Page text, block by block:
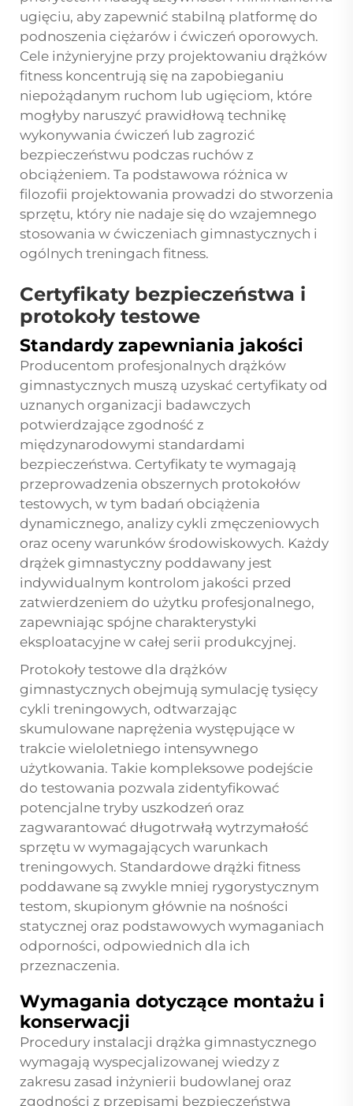
ugięciu, aby zapewnić stabilną platformę do
podnoszenia ciężarów i ćwiczeń oporowych.
Cele inżynieryjne przy projektowaniu drążków
fitness koncentrują się na zapobieganiu
niepożądanym ruchom lub ugięciom, które
mogłyby naruszyć prawidłową technikę
wykonywania ćwiczeń lub zagrozić
bezpieczeństwu podczas ruchów z
obciążeniem. Ta podstawowa różnica w
filozofii projektowania prowadzi do stworzenia
sprzętu, który nie nadaje się do wzajemnego
stosowania w ćwiczeniach gimnastycznych i
ogólnych treningach fitness.
Certyfikaty bezpieczeństwa i
protokoły testowe
Standardy zapewniania jakości
Producentom profesjonalnych drążków
gimnastycznych muszą uzyskać certyfikaty od
uznanych organizacji badawczych
potwierdzające zgodność z
międzynarodowymi standardami
bezpieczeństwa. Certyfikaty te wymagają
przeprowadzenia obszernych protokołów
testowych, w tym badań obciążenia
dynamicznego, analizy cykli zmęczeniowych
oraz oceny warunków środowiskowych. Każdy
drążek gimnastyczny poddawany jest
indywidualnym kontrolom jakości przed
zatwierdzeniem do użytku profesjonalnego,
zapewniając spójne charakterystyki
eksploatacyjne w całej serii produkcyjnej.
Protokoły testowe dla drążków
gimnastycznych obejmują symulację tysięcy
cykli treningowych, odtwarzając
skumulowane naprężenia występujące w
trakcie wieloletniego intensywnego
użytkowania. Takie kompleksowe podejście
do testowania pozwala zidentyfikować
potencjalne tryby uszkodzeń oraz
zagwarantować długotrwałą wytrzymałość
sprzętu w wymagających warunkach
treningowych. Standardowe drążki fitness
poddawane są zwykle mniej rygorystycznym
testom, skupionym głównie na nośności
statycznej oraz podstawowych wymaganiach
odporności, odpowiednich dla ich
przeznaczenia.
Wymagania dotyczące montażu i
konserwacji
Procedury instalacji drążka gimnastycznego
wymagają wyspecjalizowanej wiedzy z
zakresu zasad inżynierii budowlanej oraz
zgodności z przepisami bezpieczeństwa